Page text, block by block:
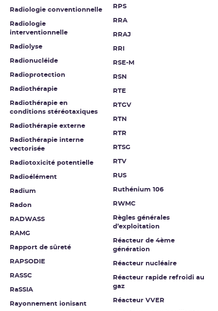
Radiologie conventionnelle
Radiologie
interventionnelle
Radiolyse
Radionucléide
Radioprotection
Radiothérapie
Radiothérapie en
conditions stéréotaxiques
Radiothérapie externe
Radiothérapie interne
vectorisée
Radiotoxicité potentielle
Radioélément
Radium
Radon
RADWASS
RAMG
Rapport de sûreté
RAPSODIE
RASSC
RaSSIA
Rayonnement ionisant
RPS
RRA
RRAJ
RRI
RSE-M
RSN
RTE
RTGV
RTN
RTR
RTSG
RTV
RUS
Ruthénium 106
RWMC
Règles générales
d’exploitation
Réacteur de 4ème
génération
Réacteur nucléaire
Réacteur rapide refroidi au
gaz
Réacteur VVER